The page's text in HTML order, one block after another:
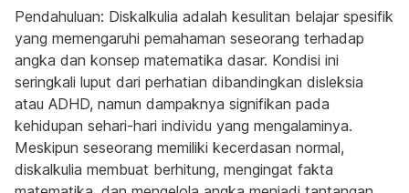
Pendahuluan: Diskalkulia adalah kesulitan belajar spesifik
yang memengaruhi pemahaman seseorang terhadap
angka dan konsep matematika dasar. Kondisi ini
seringkali luput dari perhatian dibandingkan disleksia
atau ADHD, namun dampaknya signifikan pada
kehidupan sehari-hari individu yang mengalaminya.
Meskipun seseorang memiliki kecerdasan normal,
diskalkulia membuat berhitung, mengingat fakta